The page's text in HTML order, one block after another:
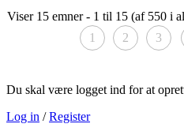
Viser 15 emner - 1 til 15 (af 550 i
1
2 3
Du skal være logget ind for at
Log in /Register